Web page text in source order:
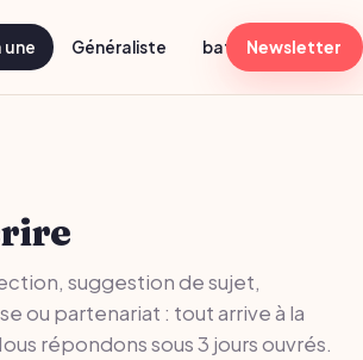
une Généraliste batch cooking
Newsletter
suggestion de sujet,
ou partenariat : tout arrive à la
répondons sous 3 jours ouvrés.